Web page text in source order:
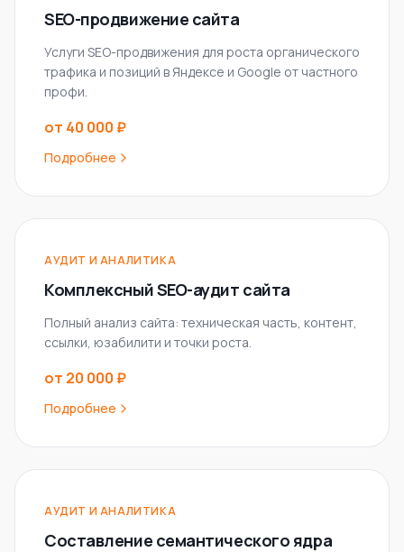
SEO-продвижение сайта
Услуги SEO-продвижения для роста органического
трафика и позиций в Яндексе и Google от частного
профи.
от 40 000 ₽
Подробнее
АУДИТ И АНАЛИТИКА
Комплексный SEO-аудит сайта
Полный анализ сайта: техническая часть, контент,
ссылки, юзабилити и точки роста.
от 20 000 ₽
Подробнее
АУДИТ И АНАЛИТИКА
Составление семантического ядра